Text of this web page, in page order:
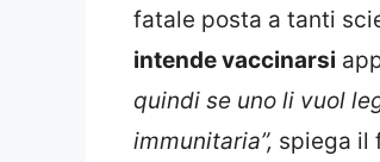
fatale posta a tanti
intende vaccinarsi
quindi se uno li vuol
immunitaria”, spiega il